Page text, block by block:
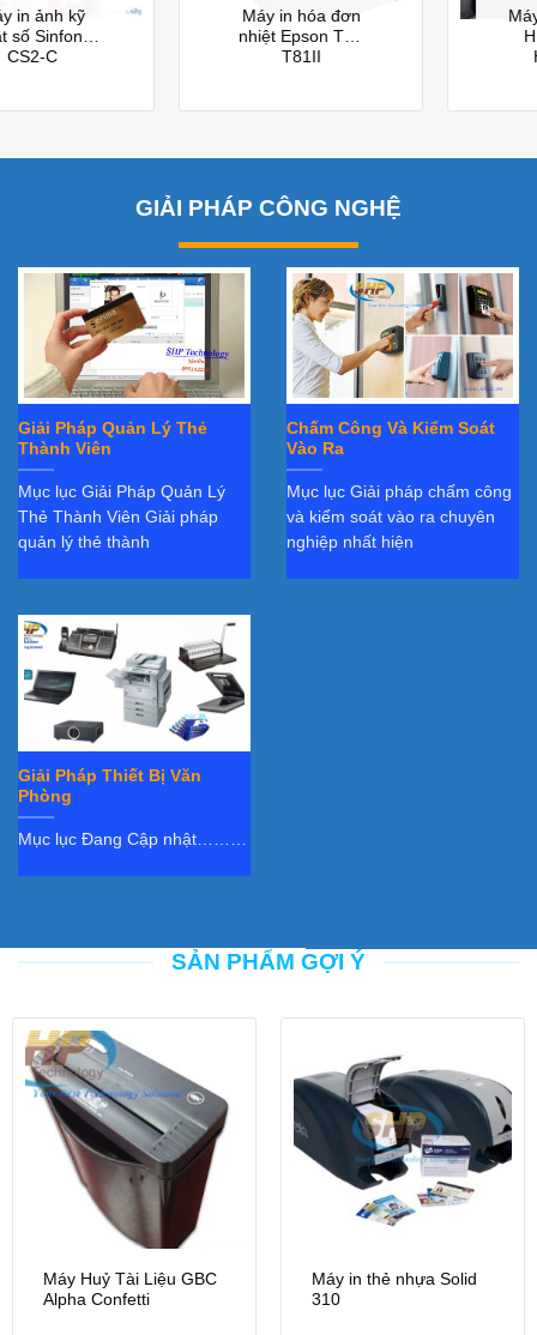
Máy in hóa đơn
nhiệt Epson TM-
Máy in thẻ nhựa
HID FARGO
GIẢI PHÁP CÔNG NGHỆ
Giải Pháp Quản Lý Thẻ
Thành Viên
Mục lục Giải Pháp Quản Lý
Thẻ Thành Viên Giải pháp
quản lý thẻ thành
Chấm Công Và Kiểm Soát
Vào Ra
Mục lục Giải pháp chấm công
và kiểm soát vào ra chuyên
nghiệp nhất hiện
Giải Pháp Thiết Bị Văn
Phòng
Mục lục Đang Cập nhật………
SẢN PHẨM GỢI Ý
Máy Huỷ Tài Liệu GBC
Alpha Confetti
Máy in thẻ nhựa Solid
310